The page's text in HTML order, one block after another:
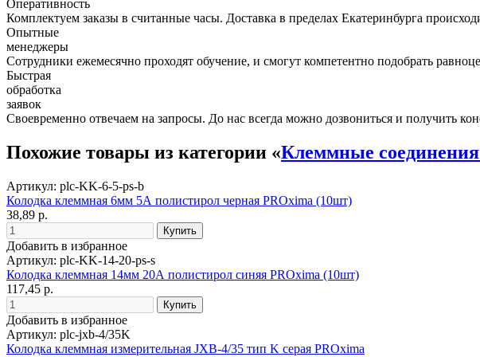
Оперативность
Комплектуем заказы в считанные часы. Доставка в пределах Екатеринбурга
Опытные
менеджеры
Сотрудники ежемесячно проходят обучение, и смогут компетентно подобрать
Быстрая
обработка
заявок
Своевременно отвечаем на запросы. До нас всегда можно дозвониться и получить
Похожие товары из категории «Клеммные
Артикул: plc-KK-6-5-ps-b
Колодка клеммная 6мм 5А полистирол черная PROxima (10шт)
38,89 р.
Добавить в избранное
Артикул: plc-KK-14-20-ps-s
Колодка клеммная 14мм 20А полистирол синяя PROxima (10шт)
117,45 р.
Добавить в избранное
Артикул: plc-jxb-4/35K
Колодка клеммная измерительная JXB-4/35 тип K серая PROxima